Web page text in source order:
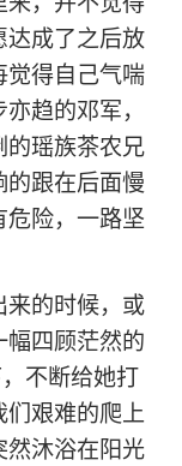
达成了之后放
觉得自己气喘
趋的邓军，
的瑶族茶农兄
跟在后面慢
险，一路坚
来的时候，或
四顾茫然的
不断给她打
们艰难的爬上
然沐浴在阳光